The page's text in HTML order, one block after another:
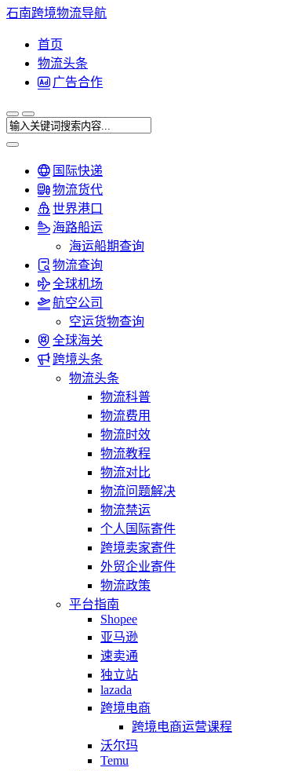
石南跨境物流导航
首页
物流头条
广告合作
国际快递
物流货代
世界港口
海路船运
海运船期查询
物流查询
全球机场
航空公司
空运货物查询
全球海关
跨境头条
物流头条
物流科普
物流费用
物流时效
物流教程
物流对比
物流问题解决
物流禁运
个人国际寄件
跨境卖家寄件
外贸企业寄件
物流政策
平台指南
Shopee
亚马逊
速卖通
独立站
lazada
跨境电商
跨境电商运营课程
沃尔玛
Temu